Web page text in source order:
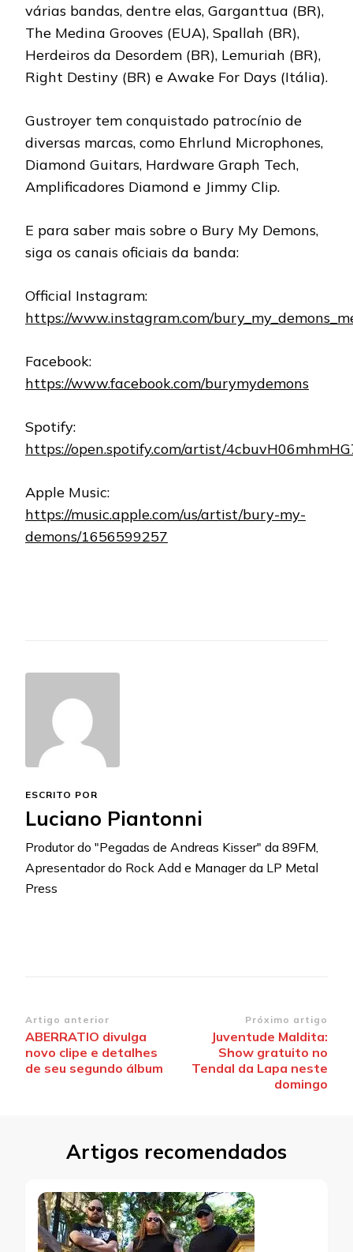
várias bandas, dentre elas, Garganttua (BR),
The Medina Grooves (EUA), Spallah (BR),
Herdeiros da Desordem (BR), Lemuriah (BR),
Right Destiny (BR) e Awake For Days (Itália).
Gustroyer tem conquistado patrocínio de
diversas marcas, como Ehrlund Microphones,
Diamond Guitars, Hardware Graph Tech,
Amplificadores Diamond e Jimmy Clip.
E para saber mais sobre o Bury My Demons,
siga os canais oficiais da banda:
Official Instagram:
https://www.instagram.com/
Facebook:
https://www.facebook.com/burymydemons
Spotify:
https://open.spotify.com/artist/
Apple Music:
https://music.apple.com/us/artist/bury-my-
demons/1656599257
ESCRITO POR
Luciano Piantonni
Produtor do "Pegadas de Andreas Kisser" da 89FM,
Apresentador do Rock Add e Manager da LP Metal
Press
Navegação
de
post
Artigo anterior
ABERRATIO divulga
novo clipe e detalhes
de seu segundo álbum
Próximo artigo
Juventude Maldita:
Show gratuito no
Tendal da Lapa neste
domingo
Artigos recomendados